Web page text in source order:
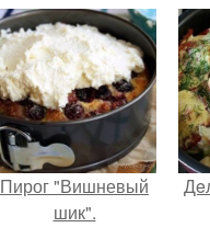
Пирог "Вишневый
шик".